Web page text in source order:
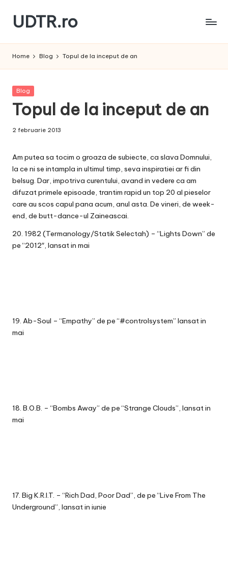
Skip
content
UDTR.ro
te
Home Blog Topul de la inceput de an
Posted
Blog
Topul de la inceput de an
2 februarie 2013
Am putea sa tocim o groaza de subiecte, ca slava Domnului,
la ce ni se intampla in ultimul timp, seva inspiratiei ar fi din
belsug. Dar, impotriva curentului, avand in vedere ca am
difuzat primele episoade, trantim rapid un top 20 al pieselor
care au scos capul pana acum, anul asta. De vineri, de week-
end, de butt-dance-ul Zaineascai.
20. 1982 (Termanology/Statik Selectah) – “Lights Down” de
pe “2012″, lansat in mai
19. Ab-Soul – “Empathy” de pe “#controlsystem” lansat in
mai
18. B.O.B. – “Bombs Away” de pe “Strange Clouds”, lansat in
mai
17. Big K.R.I.T. – “Rich Dad, Poor Dad”, de pe “Live From The
Underground”, lansat in iunie